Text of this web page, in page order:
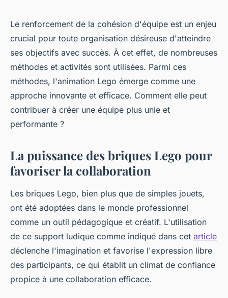
Comment une animation Lego
peut-elle renforcer la
cohésion d'équipe ?
jeannot•13 août 2023•2 min de lecture
Le renforcement de la cohésion d'équipe est un enjeu
crucial pour toute organisation désireuse d'atteindre
ses objectifs avec succès. À cet effet, de nombreuses
méthodes et activités sont utilisées. Parmi ces
méthodes, l'animation Lego émerge comme une
approche innovante et efficace. Comment elle peut
contribuer à créer une équipe plus unie et
performante ?
La puissance des briques Lego pour
favoriser la collaboration
Les briques Lego, bien plus que de simples jouets,
ont été adoptées dans le monde professionnel
comme un outil pédagogique et créatif. L'utilisation
de ce support ludique comme indiqué dans cet article
déclenche l'imagination et favorise l'expression libre
des participants, ce qui établit un climat de confiance
propice à une collaboration efficace.